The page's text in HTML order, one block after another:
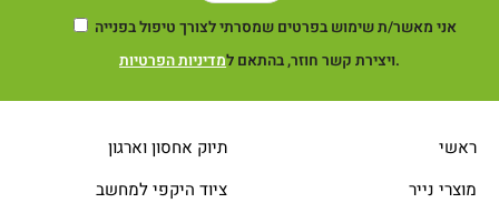
אני מאשר/ת שימוש בפרטים שמסרתי לצורך טיפול בפנייה
ויצירת קשר חוזר, בהתאם למדיניות הפרטיות .
ראשי
מוצרי נייר
תיוק אחסון וארגון
ציוד היקפי למחשב